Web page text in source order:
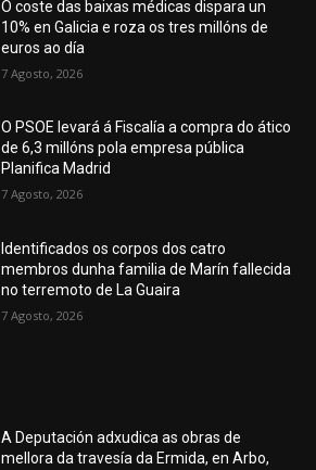
O coste das baixas médicas dispara un
10% en Galicia e roza os tres millóns de
euros ao día
7 Agosto, 2026
O PSOE levará á Fiscalía a compra do ático
de 6,3 millóns pola empresa pública
Planifica Madrid
7 Agosto, 2026
Identificados os corpos dos catro
membros dunha familia de Marín fallecida
no terremoto de La Guaira
7 Agosto, 2026
A Deputación adxudica as obras de
mellora da travesía da Ermida, en Arbo,